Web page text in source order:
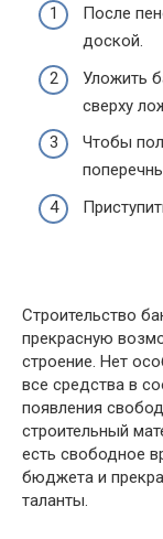
После
доской.
Уложить
сверху
Чтобы
Строительство
прекрасную
строение. Нет
все средства в
появления
строительный
есть свободное
бюджета и
таланты.